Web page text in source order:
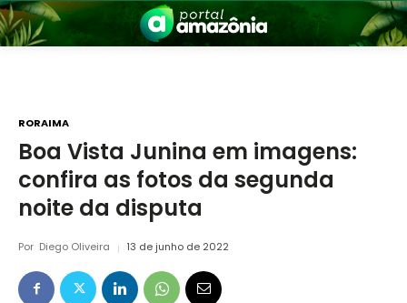
RORAIMA
Boa Vista Junina em imagens:
confira as fotos da segunda
noite da disputa
Por Diego Oliveira 13 de junho de 2022